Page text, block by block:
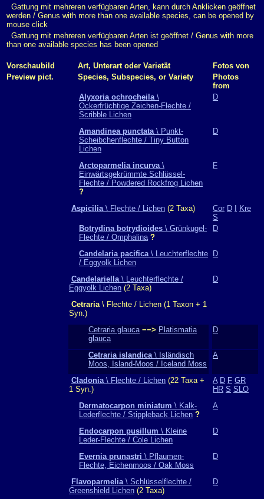
Gattung mit mehreren verfügbaren Arten, kann durch Anklicken geöffnet
werden / Genus with more than one available species, can be opened by
mouse click
Gattung mit mehreren verfügbaren Arten ist geöffnet / Genus with more
than one available species has been opened
Vorschaubild Art, Unterart oder Varietät
Fotos von
Preview pict.
Species, Subspecies, or Variety
Photos
from
Alyxoria ochrocheila\
Ockerfrüchtige Zeichen-Flechte /
Scribble Lichen
D
Amandinea punctata\ Punkt-
Scheibchenflechte / Tiny Button
Lichen
D
Arctoparmelia incurva\
Einwärtsgekrümmte Schlüssel-
Flechte / Powdered Rockfrog Lichen
?
F
Aspicilia\ Flechte / Lichen (2 Taxa) Cor D
Kre
S
Botrydina botrydioides \ Grünkugel-
Flechte / Omphalina ?
D
Candelaria pacifica\ Leuchterflechte
/ Eggyolk Lichen
D
Candelariella\ Leuchterflechte /
Eggyolk Lichen (2 Taxa)
D
Cetraria\ Flechte / Lichen (1 Taxon + 1
Syn.)
Cetraria glauca −−> Platismatia
glauca
D
Cetraria islandica\ Isländisch
Moos, Island-Moos / Iceland Moss
A
Cladonia\ Flechte / Lichen (22 Taxa +
1 Syn.)
A D F GR
HR S SLO
Dermatocarpon miniatum \ Kalk-
Lederflechte / Stippleback Lichen ?
A
Endocarpon pusillum \ Kleine
Leder-Flechte / Cole Lichen
D
Evernia prunastri \ Pflaumen-
Flechte, Eichenmoos / Oak Moss
D
Flavoparmelia\ Schlüsselflechte /
Greenshield Lichen (2 Taxa)
D